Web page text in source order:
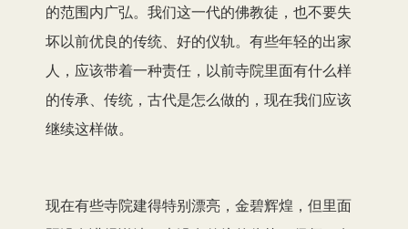
的范围内广弘。我们这一代的佛教徒，也不要失
坏以前优良的传统、好的仪轨。有些年轻的出家
人，应该带着一种责任，以前寺院里面有什么样
的传承、传统，古代是怎么做的，现在我们应该
继续这样做。
现在有些寺院建得特别漂亮，金碧辉煌，但里面